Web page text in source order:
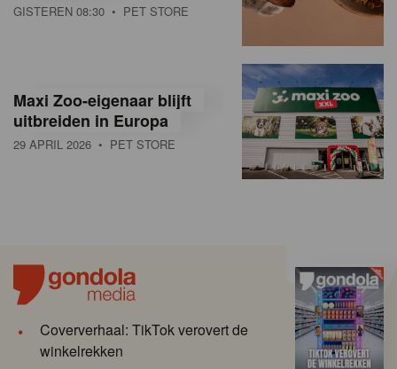
GISTEREN 08:30 • PET STORE
Maxi Zoo-eigenaar blijft
uitbreiden in Europa
29 APRIL 2026 • PET STORE
Coververhaal: TikTok verovert de
winkelrekken